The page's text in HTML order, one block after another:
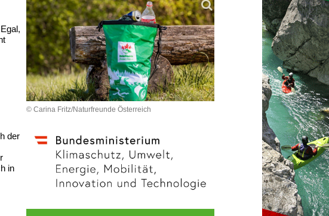
der
in
© Carina Fritz/Naturfreunde Österreich